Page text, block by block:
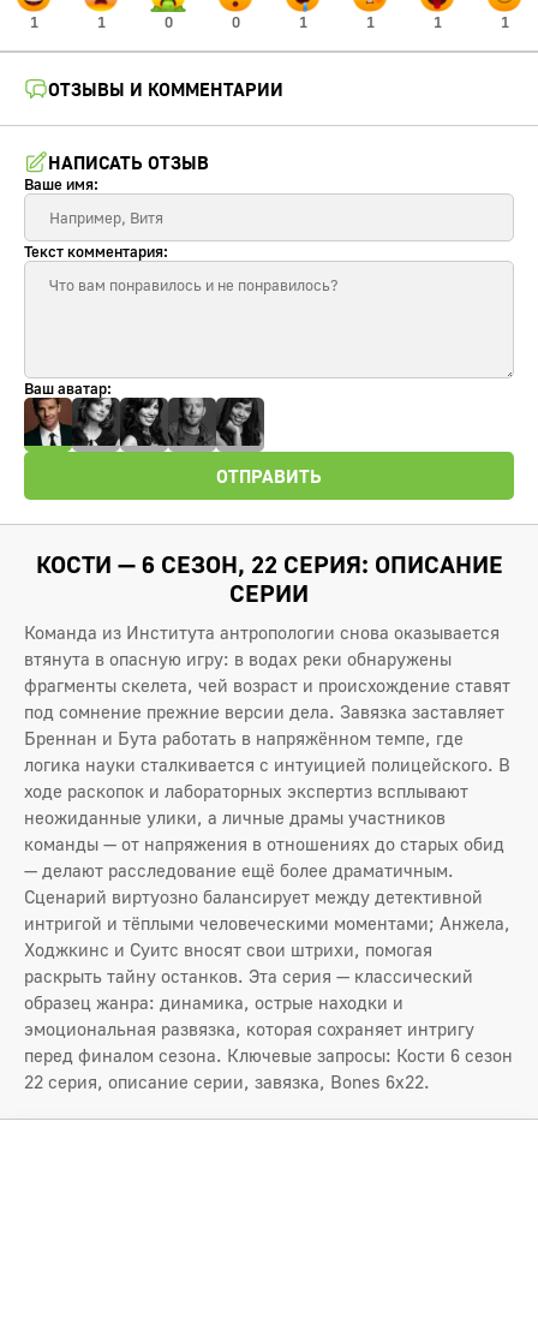
1 1 0 0 1 1 1 1
ОТЗЫВЫ И КОММЕНТАРИИ
НАПИСАТЬ ОТЗЫВ
Ваше имя:
Текст комментария:
Ваш аватар:
ОТПРАВИТЬ
КОСТИ — 6 СЕЗОН, 22 СЕРИЯ: ОПИСАНИЕ
СЕРИИ
Команда из Института антропологии снова оказывается
втянута в опасную игру: в водах реки обнаружены
фрагменты скелета, чей возраст и происхождение ставят
под сомнение прежние версии дела. Завязка заставляет
Бреннан и Бута работать в напряжённом темпе, где
логика науки сталкивается с интуицией полицейского. В
ходе раскопок и лабораторных экспертиз всплывают
неожиданные улики, а личные драмы участников
команды — от напряжения в отношениях до старых обид
— делают расследование ещё более драматичным.
Сценарий виртуозно балансирует между детективной
интригой и тёплыми человеческими моментами; Анжела,
Ходжкинс и Суитс вносят свои штрихи, помогая
раскрыть тайну останков. Эта серия — классический
образец жанра: динамика, острые находки и
эмоциональная развязка, которая сохраняет интригу
перед финалом сезона. Ключевые запросы: Кости 6 сезон
22 серия, описание серии, завязка, Bones 6x22.